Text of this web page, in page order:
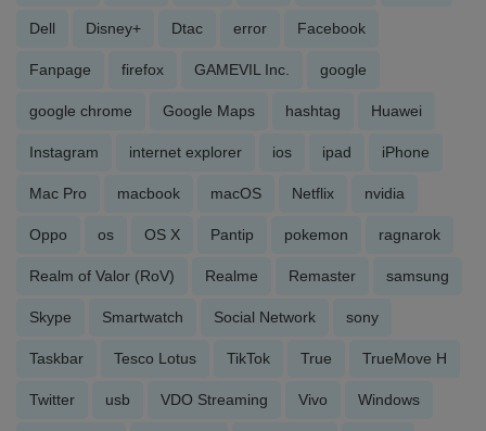
Dell Disney+ Dtac error Facebook
Fanpage firefox GAMEVIL Inc. google
google chrome Google Maps hashtag Huawei
Instagram internet explorer ios ipad iPhone
Mac Pro macbook macOS Netflix nvidia
Oppo os OS X Pantip pokemon ragnarok
Realm of Valor (RoV) Realme Remaster samsung
Skype Smartwatch Social Network sony
Taskbar Tesco Lotus TikTok True TrueMove H
Twitter usb VDO Streaming Vivo Windows